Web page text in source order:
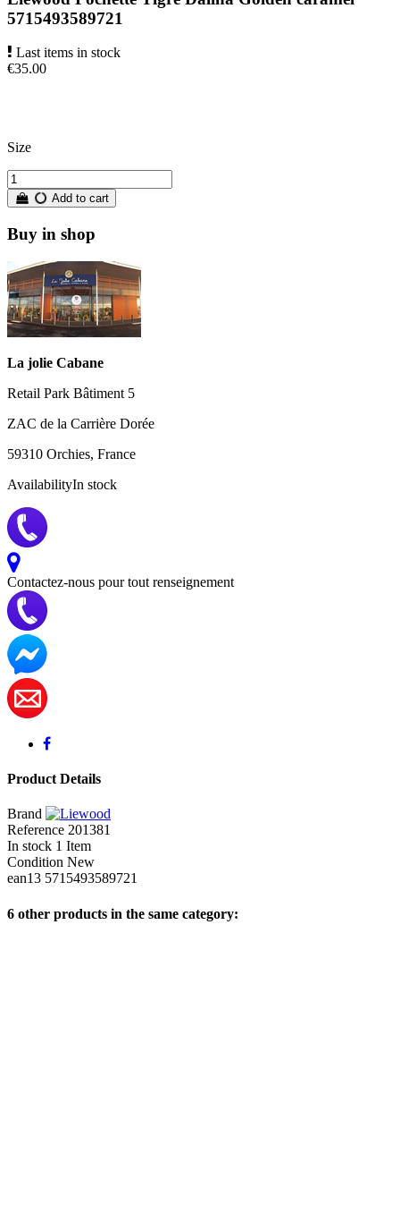
5715493589721
Last items in stock
€35.00
Size
Add to cart
Buy in shop
La jolie Cabane
Retail Park Bâtiment 5
ZAC de la Carrière Dorée
59310 Orchies, France
AvailabilityIn stock
Contactez-nous pour tout renseignement
Product Details
Brand
Reference 201381
In stock 1 Item
Condition New
ean13 5715493589721
6 other products in the same category: